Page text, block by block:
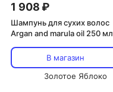
1 908 ₽
Шампунь для сухих волос
Argan and marula oil 250 мл
В магазин
Золотое Яблоко